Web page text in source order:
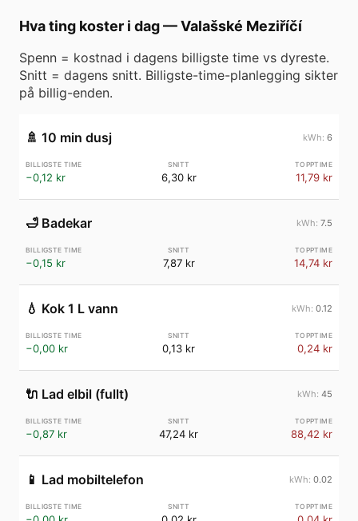
Hva ting koster i dag—Valašské Meziříčí
Spenn = kostnad i dagens billigste time vs dyreste.
Snitt = dagens snitt. Billigste-time-planlegging sikter
på billig-enden.
🚿 10 min dusj 6
−0,12 kr 6,30 kr 11,79 kr
🛁 Badekar 7.5
−0,15 kr 7,87 kr 14,74 kr
💧 Kok 1 L vann 0.12
−0,00 kr 0,13 kr 0,24 kr
🔌 Lad elbil (fullt) 45
−0,87 kr 47,24 kr 88,42 kr
📱 Lad mobiltelefon 0.02